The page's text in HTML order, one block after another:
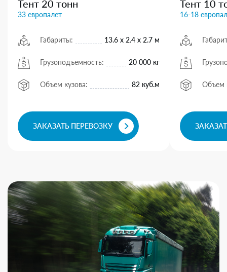
Тент 20 тонн
33 европалет
Габариты: 13.6 х 2.4 х 2.7 м
Грузоподъемность: 20 000 кг
Объем кузова: 82 куб.м
ЗАКАЗАТЬ ПЕРЕВОЗКУ
Тент 10
16-18
Объем